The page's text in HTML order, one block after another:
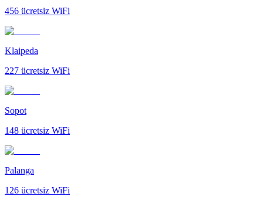
456 ücretsiz WiFi
Klaipeda
227 ücretsiz WiFi
Sopot
148 ücretsiz WiFi
Palanga
126 ücretsiz WiFi